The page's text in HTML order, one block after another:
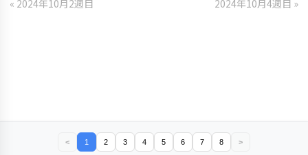
« 2024年10月2週目 2024年10月4週目 »
< 1 2 3 4 5 6 7 8 >